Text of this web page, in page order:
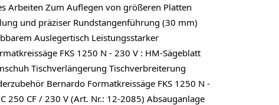
Arbeiten Zum Auflegen von größeren Platten
und präziser Rundstangenführung (30 mm)
Auslegertisch Leistungsstarker
FKS 1250 N - 230 V : HM-Sägeblatt
Tischverlängerung Tischverbreiterung
Bernardo Formatkreissäge FKS 1250 N -
CF / 230 V (Art. Nr.: 12-2085) Absauganlage